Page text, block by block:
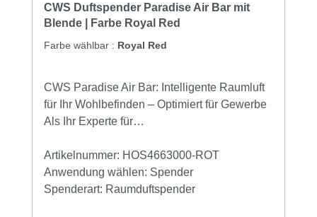
CWS Duftspender Paradise Air Bar mit
Blende | Farbe Royal Red
Farbe wählbar : Royal Red
CWS Paradise Air Bar: Intelligente Raumluft
für Ihr Wohlbefinden – Optimiert für Gewerbe
Als Ihr Experte für
Ihnen die CWS Paradise Air Bar, den
intelligenten Duftspender, der in puncto
Raumluftambiente neue Maßstäbe setzt.
Artikelnummer: HOS4663000-ROT
Anwendung wählen: Spender
Spenderart: Raumduftspender